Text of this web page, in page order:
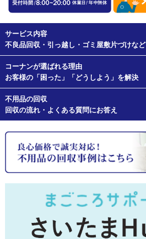
サービス内容
不良品回収・引っ越し・ゴミ屋敷片づけなど
コーナンが選ばれる理由
お客様の「困った」「どうしよう」を解決
不用品の回収
回収の流れ・よくある質問にお答え